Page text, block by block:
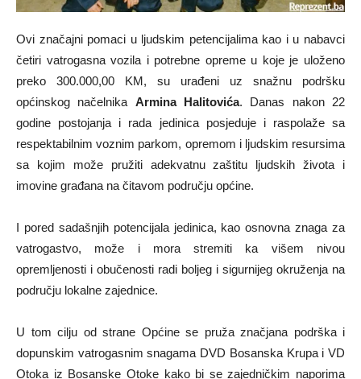
Ovi značajni pomaci u ljudskim petencijalima kao i u nabavci
četiri vatrogasna vozila i potrebne opreme u koje je uloženo
preko 300.000,00 KM, su urađeni uz snažnu podršku
općinskog načelnika Armina Halitovića. Danas nakon 22
godine postojanja i rada jedinica posjeduje i raspolaže sa
respektabilnim voznim parkom, opremom i ljudskim resursima
sa kojim može pružiti adekvatnu zaštitu ljudskih života i
imovine građana na čitavom području općine.
I pored sadašnjih potencijala jedinica, kao osnovna znaga za
vatrogastvo, može i mora stremiti ka višem nivou
opremljenosti i obučenosti radi boljeg i sigurnijeg okruženja na
području lokalne zajednice.
U tom cilju od strane Općine se pruža značjana podrška i
dopunskim vatrogasnim snagama DVD Bosanska Krupa i VD
Otoka iz Bosanske Otoke kako bi se zajedničkim naporima